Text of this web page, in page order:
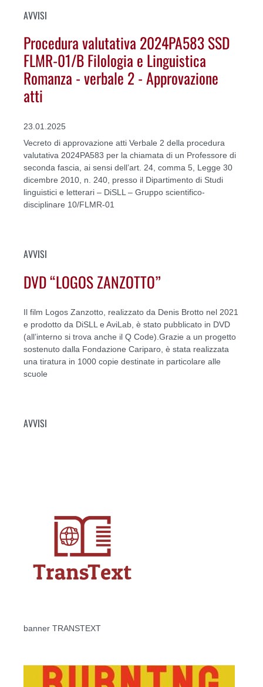
AVVISI
Procedura valutativa 2024PA583 SSD
FLMR-01/B Filologia e Linguistica
Romanza - verbale 2 - Approvazione
atti
23.01.2025
Vecreto di approvazione atti Verbale 2 della procedura
valutativa 2024PA583 per la chiamata di un Professore di
seconda fascia, ai sensi dell’art. 24, comma 5, Legge 30
dicembre 2010, n. 240, presso il Dipartimento di Studi
linguistici e letterari – DiSLL – Gruppo scientifico-
disciplinare 10/FLMR-01
AVVISI
DVD “LOGOS ZANZOTTO”
Il film Logos Zanzotto, realizzato da Denis Brotto nel 2021
e prodotto da DiSLL e AviLab, è stato pubblicato in DVD
(all’interno si trova anche il Q Code).Grazie a un progetto
sostenuto dalla Fondazione Cariparo, è stata realizzata
una tiratura in 1000 copie destinate in particolare alle
scuole
AVVISI
banner TRANSTEXT